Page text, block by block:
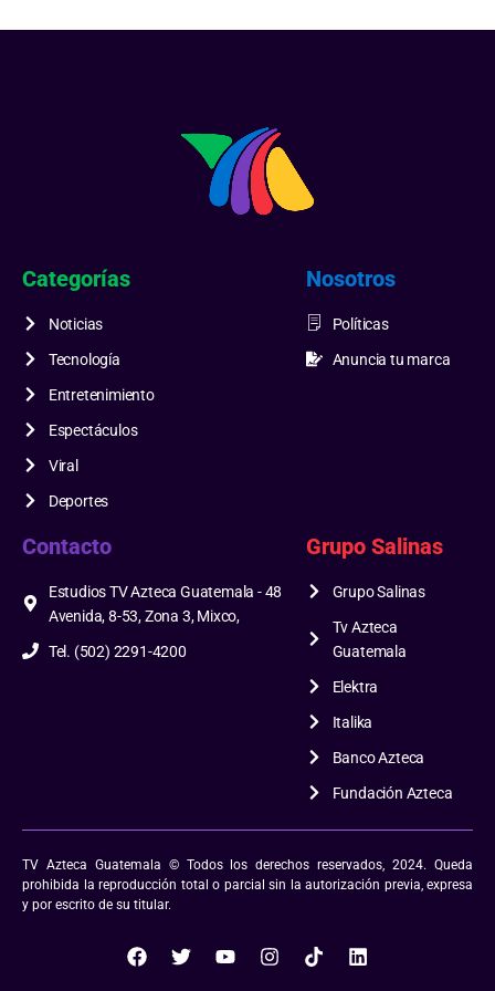
Categorías
Noticias
Tecnología
Entretenimiento
Espectáculos
Viral
Deportes
Nosotros
Políticas
Anuncia tu marca
Contacto
Estudios TV Azteca Guatemala - 48
Avenida, 8-53, Zona 3, Mixco,
Tel. (502) 2291-4200
Grupo Salinas
Grupo Salinas
Tv Azteca
Guatemala
Elektra
Italika
Banco Azteca
Fundación Azteca
TV Azteca Guatemala © Todos los derechos reservados, 2024. Queda
prohibida la reproducción total o parcial sin la autorización previa, expresa
y por escrito de su titular.